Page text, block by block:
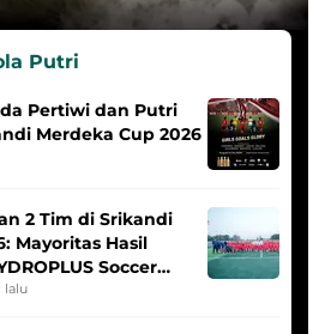
Putri
Pertiwi dan Putri
Merdeka Cup 2026
2 Tim di Srikandi
Mayoritas Hasil
Soccer
lalu